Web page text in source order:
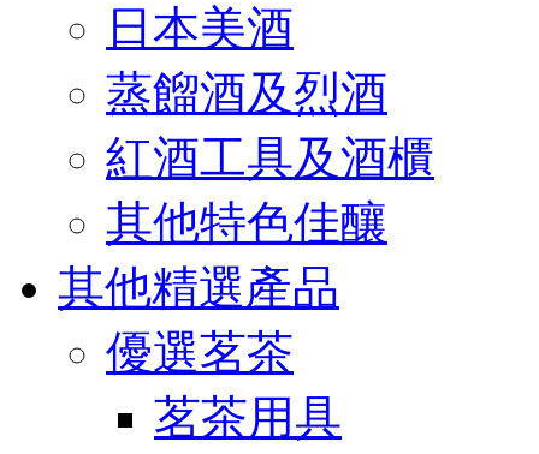
日本美酒
蒸餾酒及烈酒
紅酒工具及酒櫃
其他特色佳釀
其他精選產品
優選茗茶
茗茶用具